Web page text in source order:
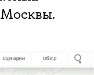
Москвы.